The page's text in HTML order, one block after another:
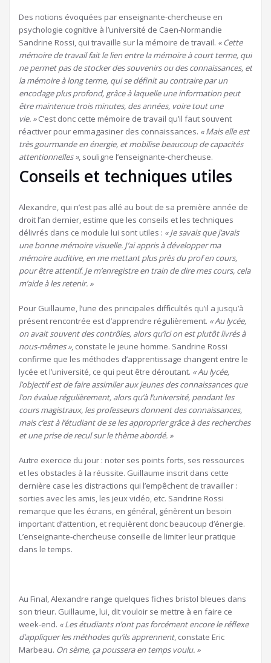
Des notions évoquées par enseignante-chercheuse en
psychologie cognitive à l’université de Caen-Normandie
Sandrine Rossi, qui travaille sur la mémoire de travail. « Cette
mémoire de travail fait le lien entre la mémoire à court terme, qui
ne permet pas de stocker des souvenirs ou des connaissances, et
la mémoire à long terme, qui se définit au contraire par un
encodage plus profond, grâce à laquelle une information peut
être maintenue trois minutes, des années, voire tout une
vie. »C’est donc cette mémoire de travail qu’il faut souvent
réactiver pour emmagasiner des connaissances. « Mais elle est
très gourmande en énergie, et mobilise beaucoup de capacités
attentionnelles », souligne l’enseignante-chercheuse.
Conseils et techniques utiles
Alexandre, qui n’est pas allé au bout de sa première année de
droit l’an dernier, estime que les conseils et les techniques
délivrés dans ce module lui sont utiles : « Je savais que j’avais
une bonne mémoire visuelle. J’ai appris à développer ma
mémoire auditive, en me mettant plus près du prof en cours,
pour être attentif. Je m’enregistre en train de dire mes cours, cela
m’aide à les retenir. »
Pour Guillaume, l’une des principales difficultés qu’il a jusqu’à
présent rencontrée est d’apprendre régulièrement. « Au lycée,
on avait souvent des contrôles, alors qu’ici on est plutôt livrés à
nous-mêmes », constate le jeune homme. Sandrine Rossi
confirme que les méthodes d’apprentissage changent entre le
lycée et l’université, ce qui peut être déroutant. « Au lycée,
l’objectif est de faire assimiler aux jeunes des connaissances que
l’on évalue régulièrement, alors qu’à l’université, pendant les
cours magistraux, les professeurs donnent des connaissances,
mais c’est à l’étudiant de se les approprier grâce à des recherches
et une prise de recul sur le thème abordé. »
Autre exercice du jour : noter ses points forts, ses ressources
et les obstacles à la réussite. Guillaume inscrit dans cette
dernière case les distractions qui l’empêchent de travailler :
sorties avec les amis, les jeux vidéo, etc. Sandrine Rossi
remarque que les écrans, en général, génèrent un besoin
important d’attention, et requièrent donc beaucoup d’énergie.
L’enseignante-chercheuse conseille de limiter leur pratique
dans le temps.
Au Final, Alexandre range quelques fiches bristol bleues dans
son trieur. Guillaume, lui, dit vouloir se mettre à en faire ce
week-end. « Les étudiants n’ont pas forcément encore le réflexe
d’appliquer les méthodes qu’ils apprennent, constate Eric
Marbeau. On sème, ça poussera en temps voulu. »